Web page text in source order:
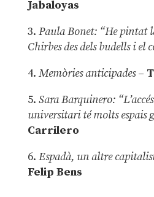
Jabaloyas
3. Paula Bonet: “He pintat
Chirbes des dels budells i el
4. Memòries anticipades–
5. Sara Barquinero:
universitari té molts espais
Carrilero
6. Espadà, un altre
Felip Bens